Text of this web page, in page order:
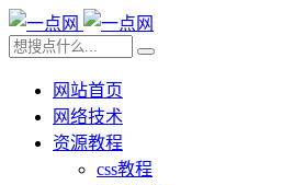
网站首页
网络技术
资源教程
css教程